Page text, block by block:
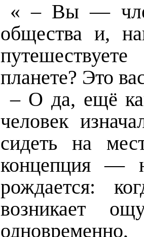
« – Вы — член
общества и,
планете? Это
– О да, ещё
человек
сидеть на
концепция —
рождается:
возникает